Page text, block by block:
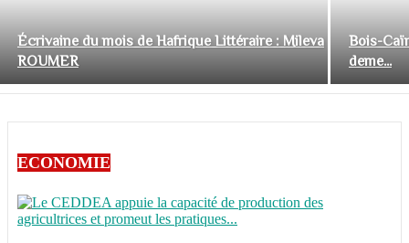
Écrivaine du mois de Hafrique Littéraire : Mileva
ROUMER
Bois-
deme...
ECONOMIE